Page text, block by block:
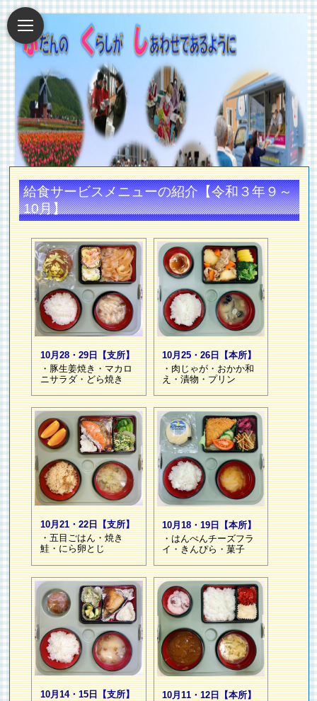
給食サービスメニューの紹介【令和３年９～
10月】
10月28・29日【支所】
・豚生姜焼き・マカロ
ニサラダ・どら焼き
10月25・26日【本所】
・肉じゃが・おかか和
え・漬物・プリン
10月21・22日【支所】
・五目ごはん・焼き
鮭・にら卵とじ
10月18・19日【本所】
・はんぺんチーズフラ
イ・きんぴら・菓子
10月14・15日【支所】
10月11・12日【本所】